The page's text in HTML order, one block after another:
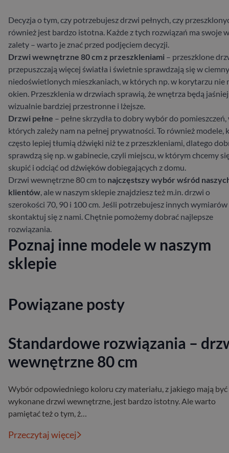
Decyzja o tym, czy potrzebujesz drzwi pełnych, czy
również jest bardzo istotna. Każde z tych rozwiązań ma swoje
zalety – warto je znać przed podjęciem decyzji.
Drzwi wewnętrzne 80 cm z przeszkleniami – przeszklone
przepuszczają więcej światła i świetnie sprawdzają się w
niedoświetlonych mieszkaniach, w których np. w korytarzu nie
okien. Przeszklenia w drzwiach sprawią, że wnętrza będą
wizualnie bardziej przestronne i lżejsze.
Drzwi pełne – pełne skrzydła to dobry wybór do pomieszczeń,
których zależy nam na pełnej prywatności. To również modele,
często lepiej tłumią dźwięki niż te z przeszkleniami, dlatego
sprawdzą się np. w gabinecie, czyli miejscu, w którym chcemy
skupić i odciąć od dźwięków dobiegających z domu.
Drzwi wewnętrzne 80 cm to najczęstszy wybór wśród
klientów, ale w naszym sklepie znajdziesz też m.in. drzwi o
szerokości 70, 90 i 100 cm. Jeśli potrzebujesz innych wymiarów
skontaktuj się z nami. Chętnie pomożemy dobrać najlepsze
rozwiązania.
Poznaj inne modele w naszym
sklepie
Powiązane posty
Standardowe rozwiązania –
wewnętrzne 80 cm
Wybór odpowiedniego koloru czy materiału, z jakiego mają być
wykonane drzwi wewnętrzne, jest bardzo istotny. Ale warto
pamiętać też o tym, ż…
Przeczytaj więcej